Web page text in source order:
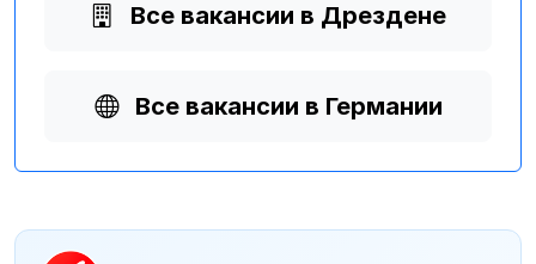
Все вакансии в Дрездене
Все вакансии в Германии